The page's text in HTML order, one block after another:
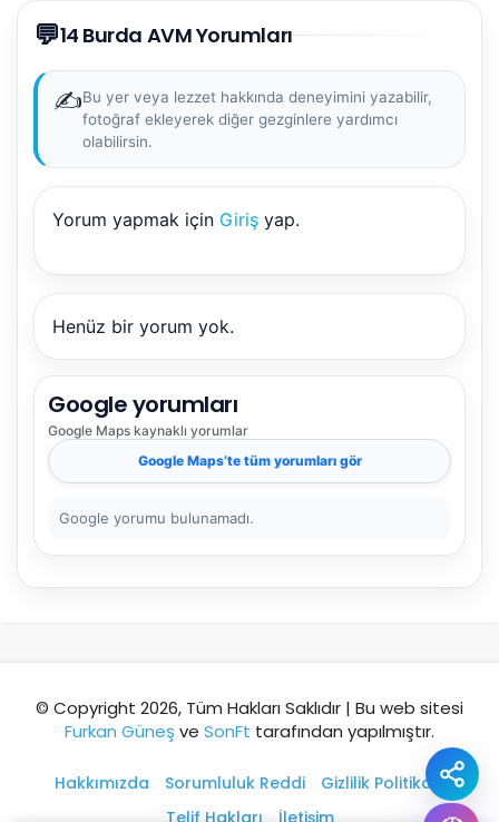
💬14 Burda AVM Yorumları
✍️Bu yer veya lezzet hakkında deneyimini yazabilir,
fotoğraf ekleyerek diğer gezginlere yardımcı
olabilirsin.
Yorum yapmak için Giriş yap.
Henüz bir yorum yok.
Google yorumları
Google Maps kaynaklı yorumlar
Google Maps’te tüm yorumları gör
Google yorumu bulunamadı.
© Copyright 2026, Tüm Hakları Saklıdır | Bu web sitesi
Furkan Güneş ve SonFt tarafından yapılmıştır.
Hakkımızda Sorumluluk Reddi
Gizlilik Politikası
Telif Hakları
İletişim
NBY Akıllı Asistan
önerir.
Şehir / ilçe
⭐ Popüler ✨ İlk kez gelen
🚶 Yürüyüş
Akıllı rota öner